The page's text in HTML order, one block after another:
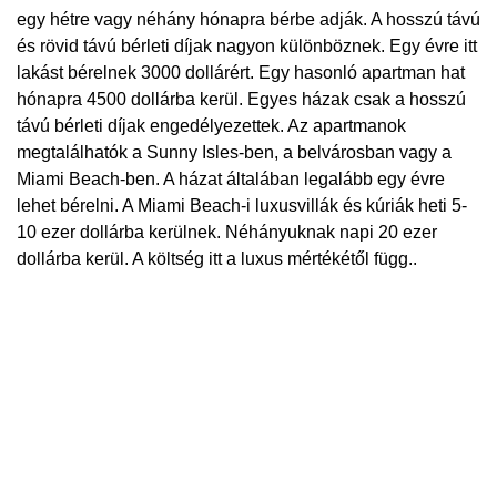
egy hétre vagy néhány hónapra bérbe adják. A hosszú távú
és rövid távú bérleti díjak nagyon különböznek. Egy évre itt
lakást bérelnek 3000 dollárért. Egy hasonló apartman hat
hónapra 4500 dollárba kerül. Egyes házak csak a hosszú
távú bérleti díjak engedélyezettek. Az apartmanok
megtalálhatók a Sunny Isles-ben, a belvárosban vagy a
Miami Beach-ben. A házat általában legalább egy évre
lehet bérelni. A Miami Beach-i luxusvillák és kúriák heti 5-
10 ezer dollárba kerülnek. Néhányuknak napi 20 ezer
dollárba kerül. A költség itt a luxus mértékétől függ..